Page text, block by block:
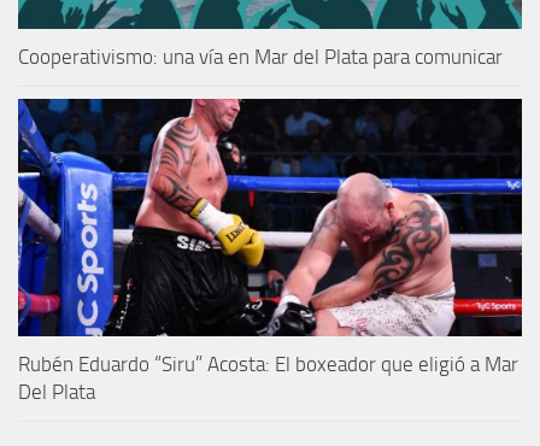
Cooperativismo: una vía en Mar del Plata para comunicar
Rubén Eduardo “Siru” Acosta: El boxeador que eligió a Mar
Del Plata